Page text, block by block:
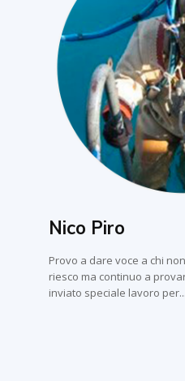
Nico Piro
Provo a dare voce a chi
riesco ma continuo a
inviato speciale lavoro per...